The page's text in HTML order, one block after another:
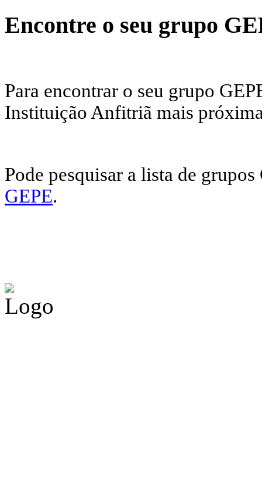
Encontre o seu grupo
Para encontrar o seu grupo
Instituição Anfitriã mais
Pode pesquisar a lista de
GEPE.